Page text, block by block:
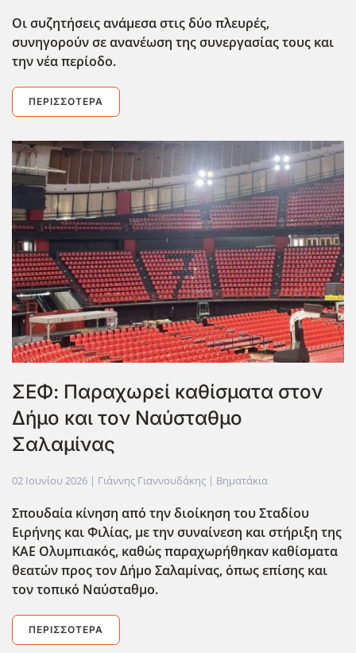
Οι συζητήσεις ανάμεσα στις δύο πλευρές,
συνηγορούν σε ανανέωση της συνεργασίας τους και
την νέα περίοδο.
ΠΕΡΙΣΣΌΤΕΡΑ
ΣΕΦ: Παραχωρεί καθίσματα στον
Δήμο και τον Ναύσταθμο
Σαλαμίνας
02 Ιουνίου 2026 | Γιάννης Γιαννουδάκης | Βηματάκια
Σπουδαία κίνηση από την διοίκηση του Σταδίου
Ειρήνης και Φιλίας, με την συναίνεση και στήριξη της
ΚΑΕ Ολυμπιακός, καθώς παραχωρήθηκαν καθίσματα
θεατών προς τον Δήμο Σαλαμίνας, όπως επίσης και
τον τοπικό Ναύσταθμο.
ΠΕΡΙΣΣΌΤΕΡΑ